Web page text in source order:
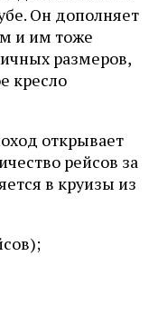
Он дополняет
и им тоже
размеров,
кресло
открывает
рейсов за
в круизы из